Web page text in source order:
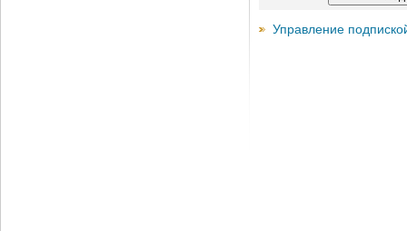
Управление